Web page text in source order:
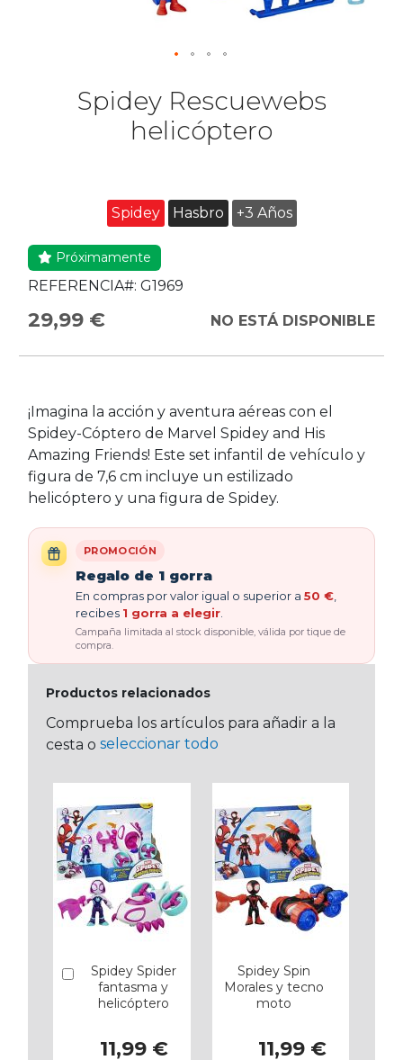
Spidey Rescuewebs
helicóptero
Spidey Hasbro +3 Años
Próximamente
REFERENCIA#: G1969
29,99 € NO ESTÁ DISPONIBLE
¡Imagina la acción y aventura aéreas con el
Spidey-Cóptero de Marvel Spidey and His
Amazing Friends! Este set infantil de vehículo y
figura de 7,6 cm incluye un estilizado
helicóptero y una figura de Spidey.
PROMOCIÓN
Regalo de 1 gorra
En compras por valor igual o superior a 50 €
recibes 1 gorra a elegir
Campaña limitada al stock disponible, válida por tique de
compra.
Productos relacionados
Comprueba los artículos para añadir a la
cesta o seleccionar todo
Spidey Spider
fantasma y
helicóptero
11,99 €
Añadir
Spidey Spin
Morales y tecno
moto
11,99 €